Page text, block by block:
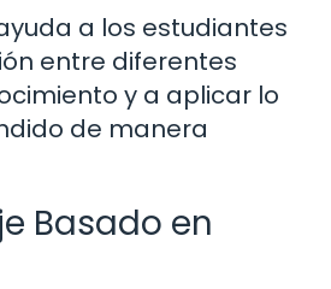
a los estudiantes
entre diferentes
y a aplicar lo
de manera
Basado en